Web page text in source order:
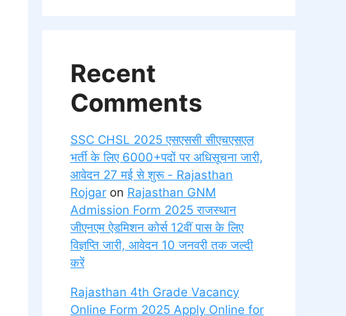
Recent
Comments
SSC CHSL 2025 एसएससी सीएचएसएल
भर्ती के लिए 6000+पदों पर अधिसूचना जारी,
आवेदन 27 मई से शुरू - Rajasthan
Rojgar on Rajasthan GNM
Admission Form 2025 राजस्थान
जीएनएम ऐडमिशन कोर्स 12वीं पास के लिए
विज्ञप्ति जारी, आवेदन 10 जनवरी तक जल्दी
करें
Rajasthan 4th Grade Vacancy
Online Form 2025 Apply Online for